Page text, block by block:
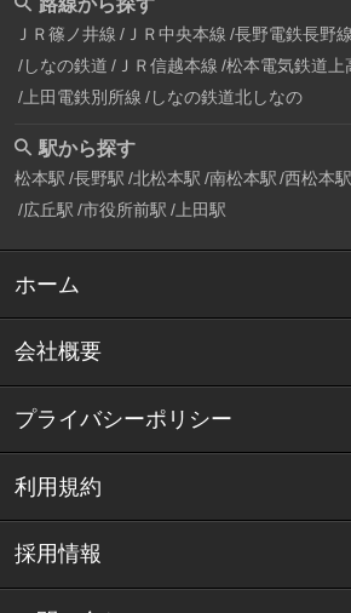
路線から探す
ＪＲ篠ノ井線 ＪＲ中央本線 長野電鉄長野線
しなの鉄道 ＪＲ信越本線 松本電気鉄道上
上田電鉄別所線 しなの鉄道北しなの
駅から探す
松本駅 長野駅 北松本駅 南松本駅 西松本駅
広丘駅 市役所前駅 上田駅
ホーム
会社概要
プライバシーポリシー
利用規約
採用情報